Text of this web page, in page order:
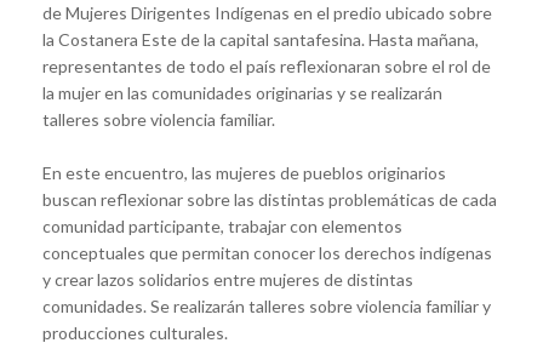
de Mujeres Dirigentes Indígenas en el predio ubicado sobre
la Costanera Este de la capital santafesina. Hasta mañana,
representantes de todo el país reflexionaran sobre el rol de
la mujer en las comunidades originarias y se realizarán
talleres sobre violencia familiar.
En este encuentro, las mujeres de pueblos originarios
buscan reflexionar sobre las distintas problemáticas de cada
comunidad participante, trabajar con elementos
conceptuales que permitan conocer los derechos indígenas
y crear lazos solidarios entre mujeres de distintas
comunidades. Se realizarán talleres sobre violencia familiar y
producciones culturales.